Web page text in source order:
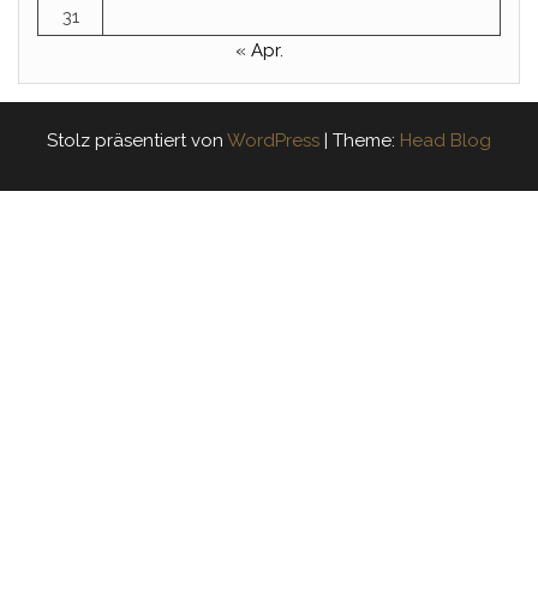
31
« Apr.
Stolz präsentiert von WordPress | Theme: Head Blog